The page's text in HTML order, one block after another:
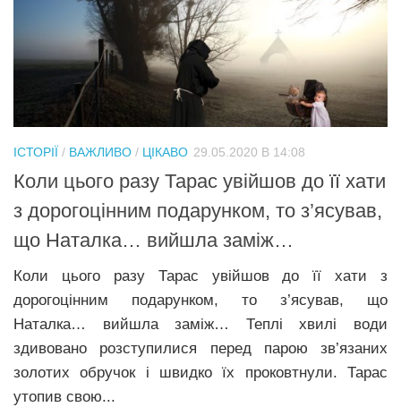
Кримінал
Трагедії
Курйози
Суспільство
Культура
Шоу-біз
#Війна
ІСТОРІЇ / ВАЖЛИВО / ЦІКАВО 29.05.2020 В 14:08
Коли цього разу Тарас увійшов до її хати
з дорогоцінним подарунком, то з’ясував,
що Наталка… вийшла заміж…
Коли цього разу Тарас увійшов до її хати з
дорогоцінним подарунком, то з’ясував, що
Наталка… вийшла заміж… Теплі хвилі води
здивовано розступилися перед парою зв’язаних
золотих обручок і швидко їх проковтнули. Тарас
утoпив свою...